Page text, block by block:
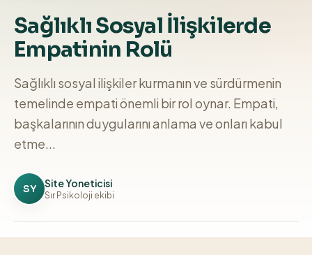
Sağlıklı Sosyal İlişkilerde
Empatinin Rolü
Sağlıklı sosyal ilişkiler kurmanın ve sürdürmenin
temelinde empati önemli bir rol oynar. Empati,
başkalarının duygularını anlama ve onları kabul
etme...
SY Site Yoneticisi
Sır Psikoloji ekibi